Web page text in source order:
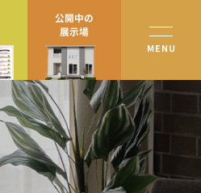
公開中の
展示場
MENU